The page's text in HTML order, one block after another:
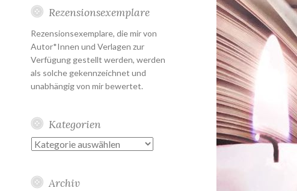
Rezensionsexemplare
Rezensionsexemplare, die mir von
Autor*Innen und Verlagen zur
Verfügung gestellt werden, werden
als solche gekennzeichnet und
unabhängig von mir bewertet.
Kategorien
Kategorien
Archiv